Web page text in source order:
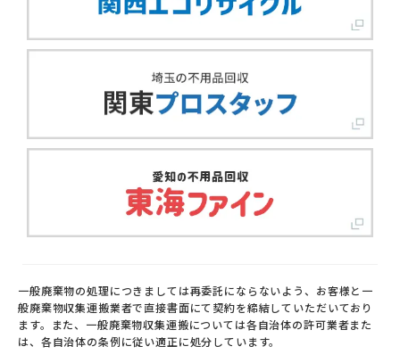
一般廃棄物の処理につきましては再委託にならないよう、お客様と一
般廃棄物収集運搬業者で直接書面にて契約を締結していただいており
ます。また、一般廃棄物収集運搬については各自治体の許可業者また
は、各自治体の条例に従い適正に処分しています。